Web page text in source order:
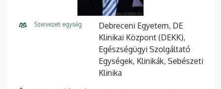
Szervezeti egység
Debreceni Egyetem, DE
Klinikai Központ (DEKK),
Egészségügyi Szolgáltató
Egységek, Klinikák, Sebészeti
Klinika